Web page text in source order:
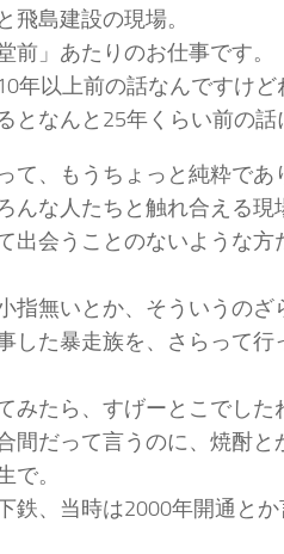
飛島建設の現場。
前」あたりのお仕事です。
年以上前の話なんですけ
となんと25年くらい前の話
て、もうちょっと純粋で
んな人たちと触れ合える
出会うことのないような
指無いとか、そういうのざ
した暴走族を、さらって
みたら、すげーとこでした
間だって言うのに、焼酎と
で。
鉄、当時は2000年開通と